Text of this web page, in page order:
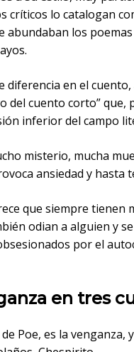
críticos lo catalogan
abundaban los
en el
del cuento corto” que,
inferior del campo
misterio, mucha
ansiedad y hasta
que siempre tienen
odian a alguien y
por el
en tres
Poe, es la venganza,